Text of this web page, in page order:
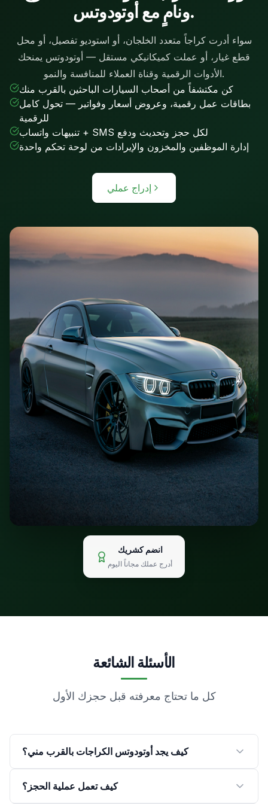
ونامٍ مع أوتودوتس.
سواء أدرت كراجاً متعدد الخلجان، أو استوديو تفصيل، أو محل
قطع غيار، أو عملت كميكانيكي مستقل — أوتودوتس يمنحك
الأدوات الرقمية وقناة العملاء للمنافسة والنمو.
كن مكتشفاً من أصحاب السيارات الباحثين بالقرب منك
بطاقات عمل رقمية، وعروض أسعار وفواتير — تحول كامل
للرقمية
تنبيهات واتساب + SMS لكل حجز وتحديث ودفع
إدارة الموظفين والمخزون والإيرادات من لوحة تحكم واحدة
إدراج عملي
انضم كشريك
أدرج عملك مجاناً اليوم
الأسئلة الشائعة
كل ما تحتاج معرفته قبل حجزك الأول
كيف يجد أوتودوتس الكراجات بالقرب مني؟
الموثوقة في منطقتك. يمكنك أيضاً كتابة اسم أي مدينة
كيف تعمل عملية الحجز؟